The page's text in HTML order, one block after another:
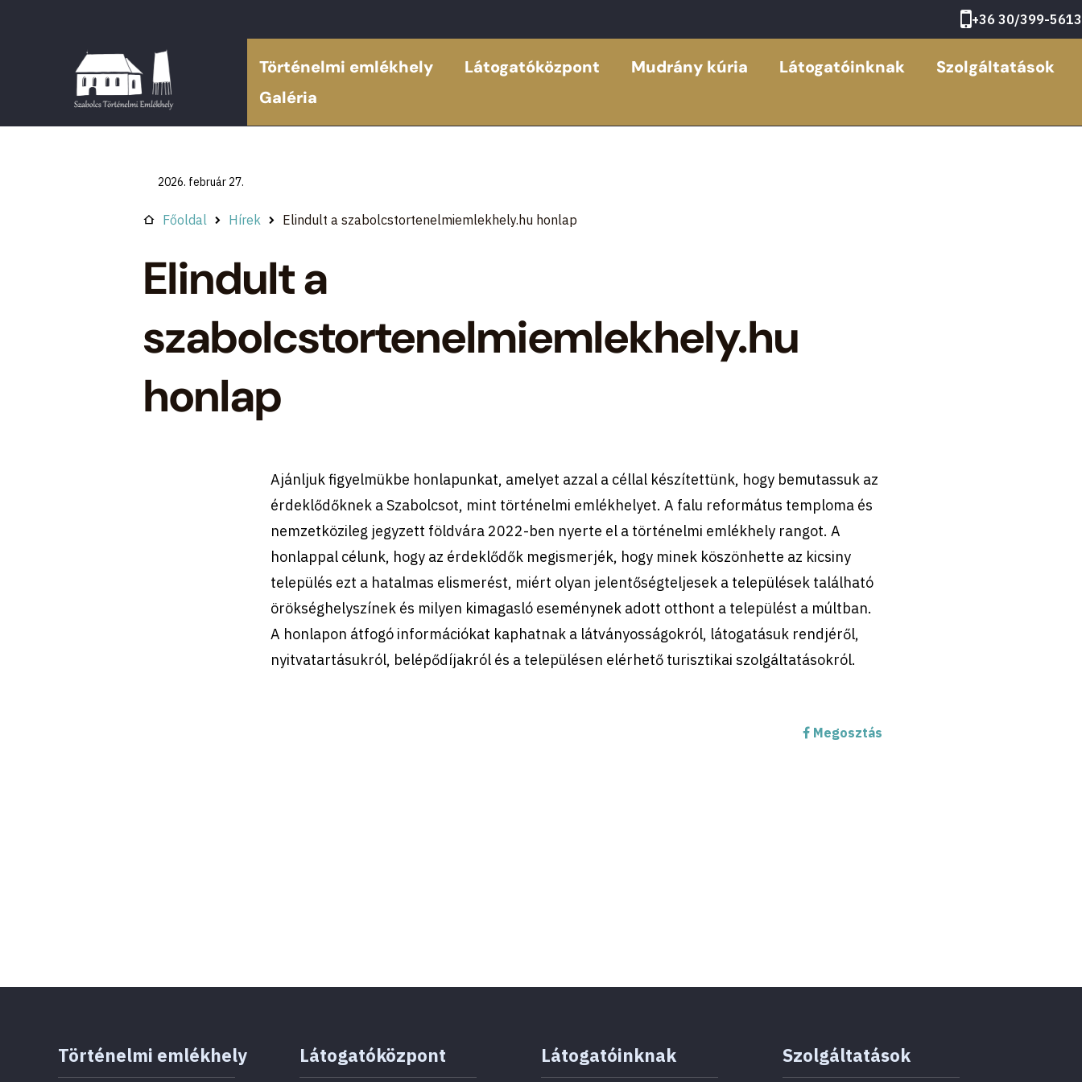
+36 30/399-5613
Történelmi emlékhely Látogatóközpont Mudrány kúria Látogatóinknak
Szolgáltatások
Galéria
2026. február 27.
Főoldal Hírek Elindult a szabolcstortenelmiemlekhely.hu honlap
Elindult a
szabolcstortenelmiemlekhely.hu
honlap
Ajánljuk figyelmükbe honlapunkat, amelyet azzal a céllal készítettünk, hogy bemutassuk az
érdeklődőknek a Szabolcsot, mint történelmi emlékhelyet. A falu református temploma és
nemzetközileg jegyzett földvára 2022-ben nyerte el a történelmi emlékhely rangot. A
honlappal célunk, hogy az érdeklődők megismerjék, hogy minek köszönhette az kicsiny
település ezt a hatalmas elismerést, miért olyan jelentőségteljesek a települések található
örökséghelyszínek és milyen kimagasló eseménynek adott otthont a települést a múltban.
A honlapon átfogó információkat kaphatnak a látványosságokról, látogatásuk rendjéről,
nyitvatartásukról, belépődíjakról és a településen elérhető turisztikai szolgáltatásokról.
Megosztás
Történelmi emlékhely Látogatóközpont Látogatóinknak Szolgáltatások